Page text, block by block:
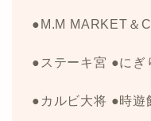
●M.M MARKET＆
●ステーキ宮 ●にぎ
●カルビ大将 ●時遊